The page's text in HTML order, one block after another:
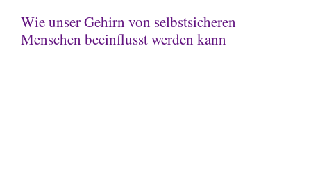
Wie unser Gehirn von selbstsicheren
Menschen beeinflusst werden kann